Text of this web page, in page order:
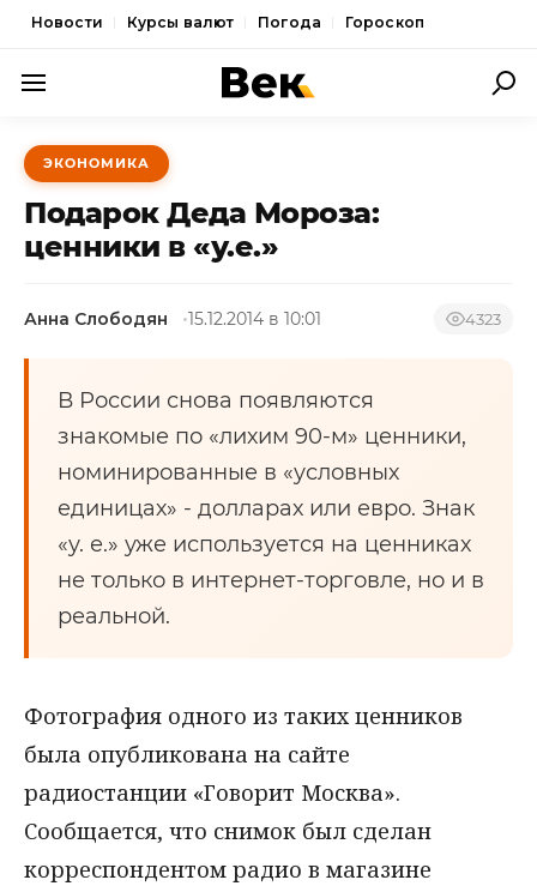
Новости Курсы валют Погода Гороскоп
ПОЛИТИКА
ЭКОНОМИКА
ОБЩЕСТВО
КУЛЬТУРА
ЭКОНОМИКА
Подарок Деда Мороза:
ценники в «у.е.»
Анна Слободян 15.12.2014 в 10:01 4323
В России снова появляются
знакомые по «лихим 90-м» ценники,
номинированные в «условных
единицах» - долларах или евро. Знак
«у. е.» уже используется на ценниках
не только в интернет-торговле, но и в
реальной.
Фотография одного из таких ценников
была опубликована на сайте
радиостанции «Говорит Москва».
Сообщается, что снимок был сделан
корреспондентом радио в магазине